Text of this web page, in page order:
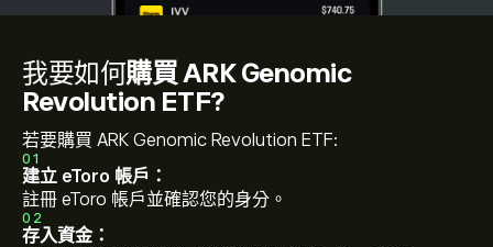
我要如何購買 ARK Genomic
Revolution ETF?
若要購買 ARK Genomic Revolution ETF:
01
建立 eToro 帳戶：
註冊 eToro 帳戶並確認您的身分。
02
存入資金：